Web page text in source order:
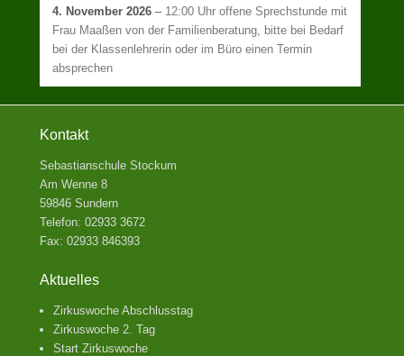
4. November 2026 – 12:00 Uhr offene Sprechstunde mit
Frau Maaßen von der Familienberatung, bitte bei Bedarf
bei der Klassenlehrerin oder im Büro einen Termin
absprechen
Kontakt
Sebastianschule Stockum
Am Wenne 8
59846 Sundern
Telefon: 02933 3672
Fax: 02933 846393
Aktuelles
Zirkuswoche Abschlusstag
Zirkuswoche 2. Tag
Start Zirkuswoche